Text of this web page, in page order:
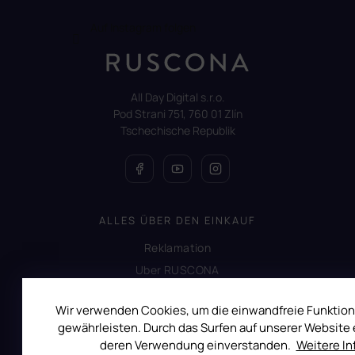
Wir verwenden Cookies, um die einwandfreie
gewährleisten. Durch das Surfen auf unserer Website
deren Verwendung einverstanden. Weitere
All Day Digital s.r.o.
Pod Strani 751, 760 01 Zlín
Tschechische Republik
ALLES ÜBER DEN EINKAUF
Reklamation
Uber RUSCONA
Allgemeine Geschäftsbedingungen
Datenschutzerklärung